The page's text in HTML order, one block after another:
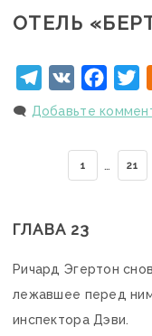
ОТЕЛЬ
Telegram
VK
🗨️ Добавьте
1 … 21
ГЛАВА 23
Ричард Эгертон
лежавшее перед
инспектора Дэви.